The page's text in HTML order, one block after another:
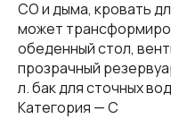
CO и дыма, кровать
может
обеденный стол,
прозрачный
л. бак для сточных
Категория — С